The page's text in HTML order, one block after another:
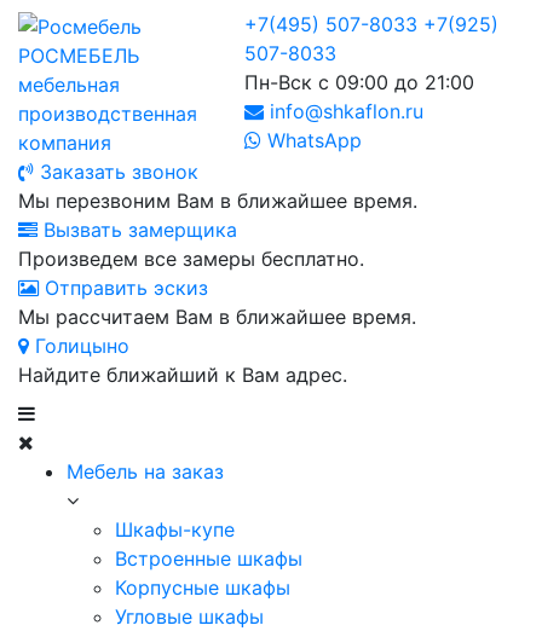
РОСМЕБЕЛЬ
мебельная
производственная
компания
+7(495) 507-8033 +7(925)
507-8033
Пн-Вск с 09:00 до 21:00
info@shkaflon.ru
WhatsApp
Заказать звонок
Мы перезвоним Вам в ближайшее время.
Вызвать замерщика
Произведем все замеры бесплатно.
Отправить эскиз
Мы рассчитаем Вам в ближайшее время.
Голицыно
Найдите ближайший к Вам адрес.
Мебель на заказ
Шкафы-купе
Встроенные шкафы
Корпусные шкафы
Угловые шкафы